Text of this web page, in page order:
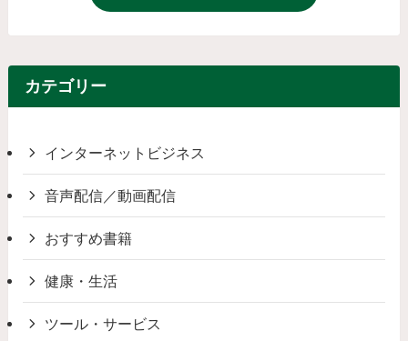
カテゴリー
インターネットビジネス
音声配信／動画配信
おすすめ書籍
健康・生活
ツール・サービス